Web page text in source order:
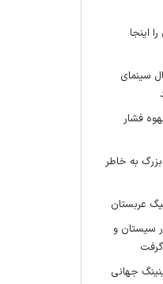
اینجا
سینمای
۳ کار با قهوه فشار
به خاطر
عربستان
سیستان و
جهانی